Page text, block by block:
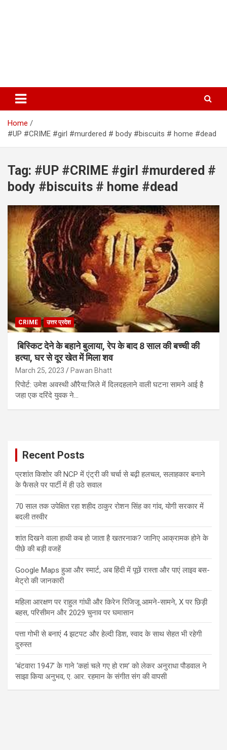
Home
#UP #CRIME #girl #murdered # body #biscuits # home #dead
Tag: #UP #CRIME #girl #murdered #
body #biscuits # home #dead
CRIME उत्तर प्रदेश
बिस्किट देने के बहाने बुलाया, रेप के बाद 8 साल की बच्ची की
हत्या, घर से दूर खेत में मिला शव
March 25, 2023 Pawan Bhatt
रिपोर्ट: उमेश अवस्थी औरैया:जिले में दिलदहलाने वाली घटना सामने आई है
जहा एक दरिंदे युवक ने…
Recent Posts
प्रशांत किशोर की NCP में एंट्री की चर्चा से बढ़ी हलचल, सलाहकार बनाने
के फैसले पर पार्टी में ही उठे सवाल
70 साल तक उपेक्षित रहा शहीद ठाकुर रोशन सिंह का गांव, योगी सरकार में
बदली तस्वीर
शांत दिखने वाला हाथी कब हो जाता है खतरनाक? जानिए आक्रामक होने के
पीछे की बड़ी वजहें
Google Maps हुआ और स्मार्ट, अब हिंदी में पूछें रास्ता और पाएं लाइव बस-
मेट्रो की जानकारी
महिला आरक्षण पर राहुल गांधी और किरेन रिजिजू आमने-सामने, X पर छिड़ी
बहस, परिसीमन और 2029 चुनाव पर घमासान
पत्ता गोभी से बनाएं 4 झटपट और हेल्दी डिश, स्वाद के साथ सेहत भी रहेगी
दुरुस्त
‘बंटवारा 1947’ के गाने ‘कहां चले गए हो राम’ को लेकर अनुराधा पौडवाल ने
साझा किया अनुभव, ए. आर. रहमान के संगीत संग की वापसी